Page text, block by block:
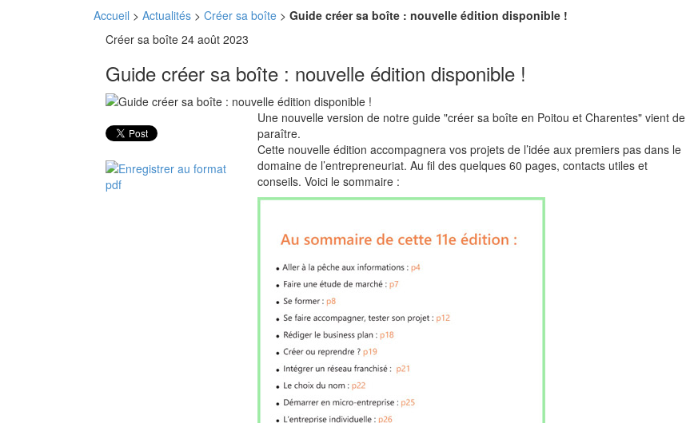
Accueil > Actualités > Créer sa boîte > Guide créer sa boîte : nouvelle édition disponible !
Créer sa boîte 24 août 2023
Guide créer sa boîte : nouvelle édition disponible !
Une nouvelle version de notre guide "créer sa boîte en Poitou et Charentes" vient de
paraître.
Cette nouvelle édition accompagnera vos projets de l’idée aux premiers pas dans le
domaine de l’entrepreneuriat. Au fil des quelques 60 pages, contacts utiles et
conseils. Voici le sommaire :